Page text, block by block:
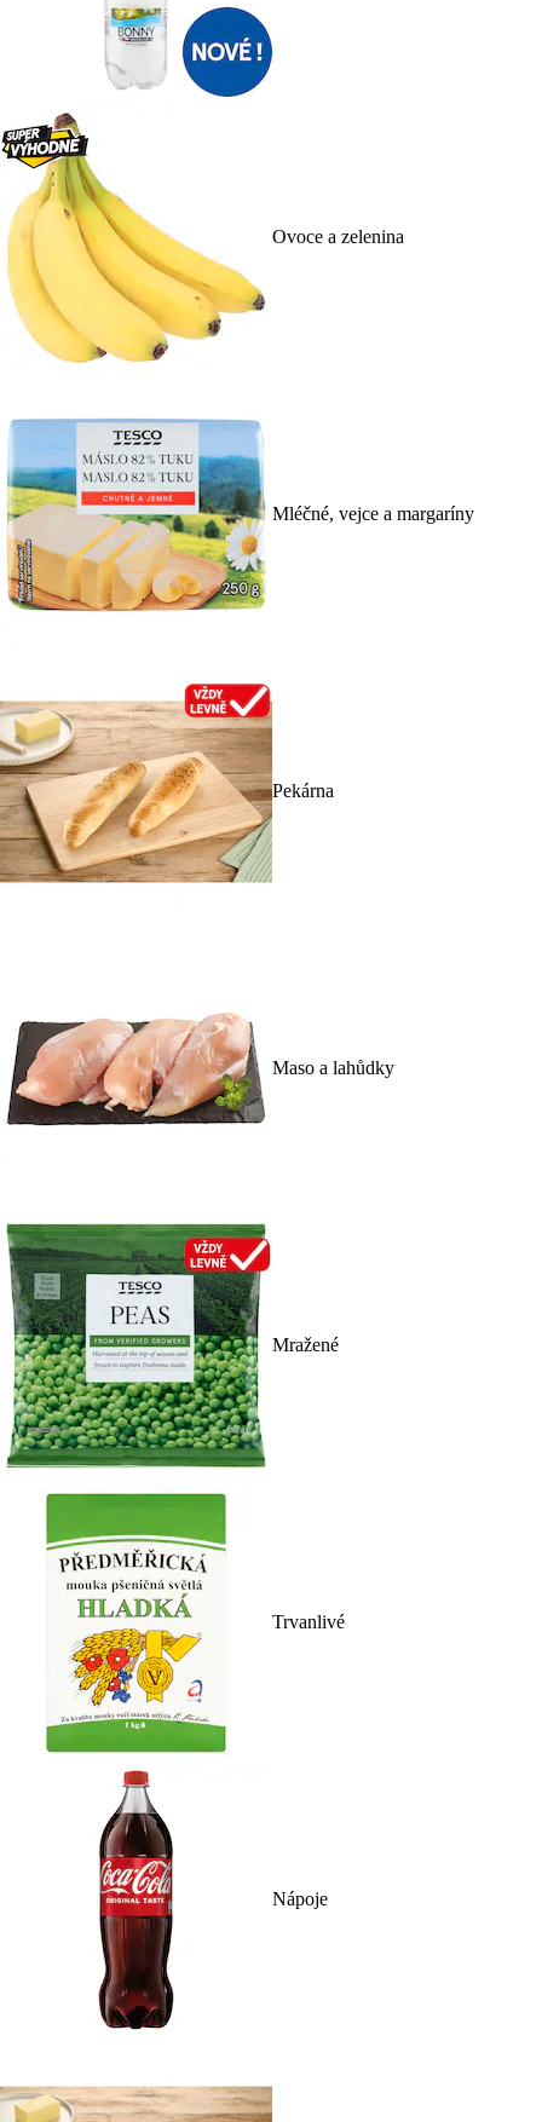
Ovoce a zelenina
Mléčné, vejce a margaríny
Pekárna
Maso a lahůdky
Mražené
Trvanlivé
Nápoje